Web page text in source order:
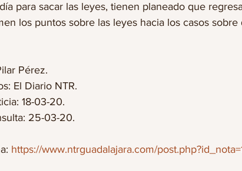
para sacar las leyes, tienen planeado que
los puntos sobre las leyes hacia los casos sobre
Pérez.
El Diario NTR.
18-03-20.
25-03-20.
https://www.ntrguadalajara.com/